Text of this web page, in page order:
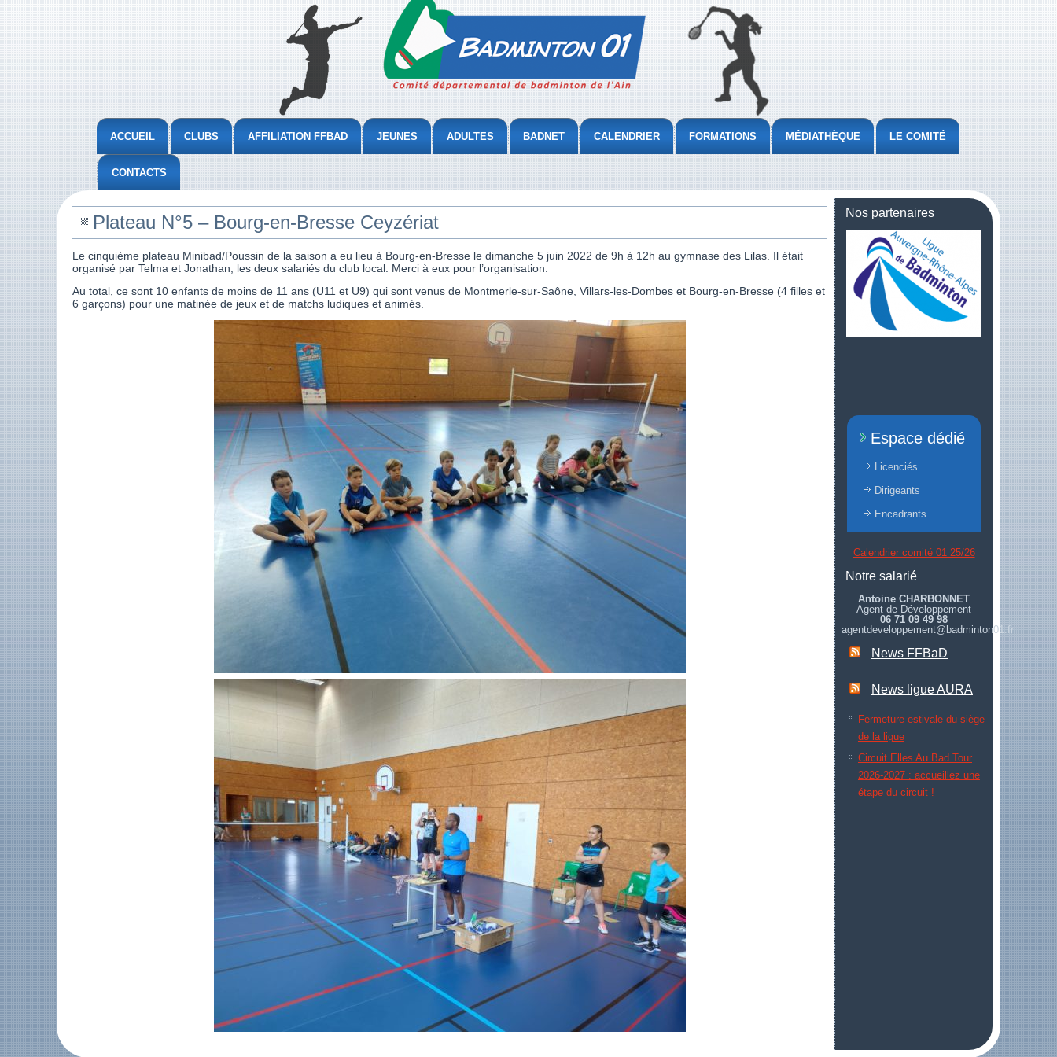
ACCUEIL CLUBS AFFILIATION FFBAD JEUNES ADULTES BADNET CALENDRIER FORMATIONS MÉDIATHÈQUE LE COMITÉ
CONTACTS
Plateau N°5 – Bourg-en-Bresse Ceyzériat
Le cinquième plateau Minibad/Poussin de la saison a eu lieu à Bourg-en-Bresse le dimanche 5 juin 2022 de 9h à 12h au gymnase des Lilas. Il était
organisé par Telma et Jonathan, les deux salariés du club local. Merci à eux pour l’organisation.
Au total, ce sont 10 enfants de moins de 11 ans (U11 et U9) qui sont venus de Montmerle-sur-Saône, Villars-les-Dombes et Bourg-en-Bresse (4 filles et
6 garçons) pour une matinée de jeux et de matchs ludiques et animés.
Nos partenaires
Espace dédié
Licenciés
Dirigeants
Encadrants
Calendrier comité 01 25/26
Notre salarié
Antoine CHARBONNET
Agent de Développement
06 71 09 49 98
agentdeveloppement@badminton01.fr
News FFBaD
News ligue AURA
Fermeture estivale du siège
de la ligue
Circuit Elles Au Bad Tour
2026-2027 : accueillez une
étape du circuit !